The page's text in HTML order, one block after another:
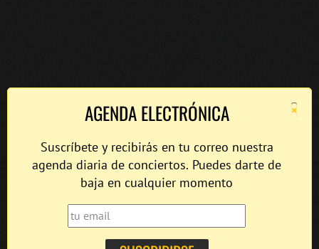
×
AGENDA ELECTRÓNICA
Suscríbete y recibirás en tu correo nuestra
agenda diaria de conciertos. Puedes darte de
baja en cualquier momento